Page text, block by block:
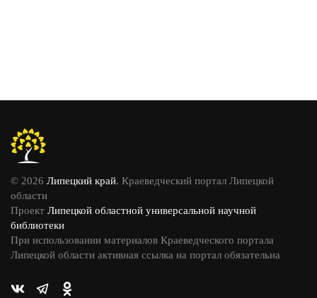
© 2026 Липецкий край. Краеведческий портал Липецкой
области
Проект Липецкой областной универсальной научной
библиотеки
При использовании материалов Краеведческого портала
Липецкой области активная ссылка на портал обязательна